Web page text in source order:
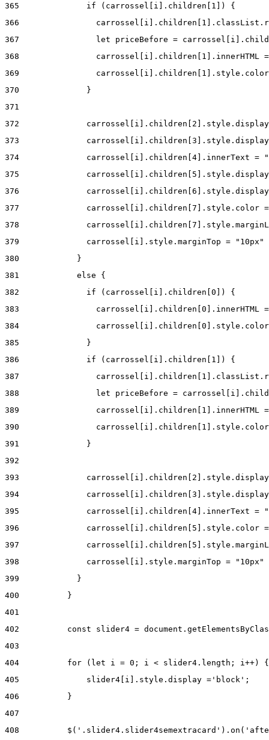
365
              if (carrossel[i].children[1]) {
366
367
let priceBefore =
368
carrossel[i].children[1].innerHTML
369
370
              }
371
372
373
374
carrossel[i].children[4].innerText =
375
376
377
carrossel[i].children[7].style.color
378
379
              carrossel[i].style.marginTop = "10px"
380
            }
381
            else {
382
              if (carrossel[i].children[0]) {
383
carrossel[i].children[0].innerHTML
384
385
              }
386
              if (carrossel[i].children[1]) {
387
388
let priceBefore =
389
carrossel[i].children[1].innerHTML
390
391
              }
392
393
394
395
carrossel[i].children[4].innerText =
396
carrossel[i].children[5].style.color
397
398
              carrossel[i].style.marginTop = "10px"
399
            }
400
          }
401
402
const slider4 =
403
404
for (let i = 0; i < slider4.length; i++)
405
              slider4[i].style.display ='block';
406
          }
407
408